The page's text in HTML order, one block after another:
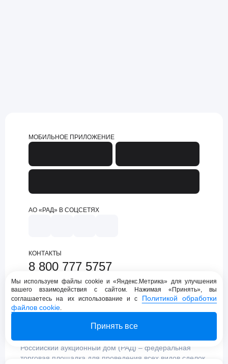
МОБИЛЬНОЕ ПРИЛОЖЕНИЕ
АО «РАД» В СОЦСЕТЯХ
КОНТАКТЫ
8 800 777 5757
support@lot-online.ru
Техническая поддержка
Российский аукционный дом (РАД) – федеральная
торговая площадка для проведения всех видов сделок
Мы используем файлы cookie и «Яндекс.Метрика» для улучшения
вашего взаимодействия с сайтом. Нажимая «Принять», вы
соглашаетесь на их использование и с Политикой обработки
файлов cookie.
Принять все